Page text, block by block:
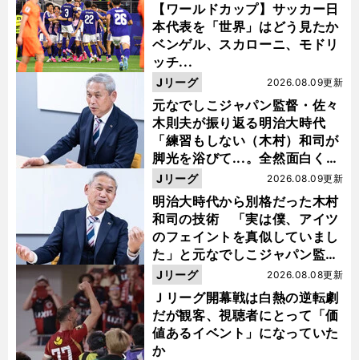
【ワールドカップ】サッカー日
本代表を「世界」はどう見たか
ベンゲル、スカローニ、モドリ
ッチ...
元なでしこジャパン監督・佐々
木則夫が振り返る明治大時代
「練習もしない（木村）和司が
脚光を浴びて...。全然面白くな
い４年間でした」
2026.08.09更新
Jリーグ
明治大時代から別格だった木村
和司の技術 「実は僕、アイツ
のフェイントを真似していまし
た」と元なでしこジャパン監
督・佐々木則夫
2026.08.09更新
Jリーグ
Ｊリーグ開幕戦は白熱の逆転劇
だが観客、視聴者にとって「価
値あるイベント」になっていた
か
2026.08.08更新
Jリーグ